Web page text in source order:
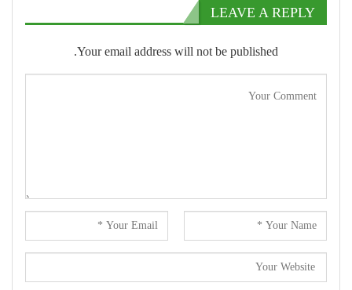
LEAVE A REPLY
Your email address will not be published.